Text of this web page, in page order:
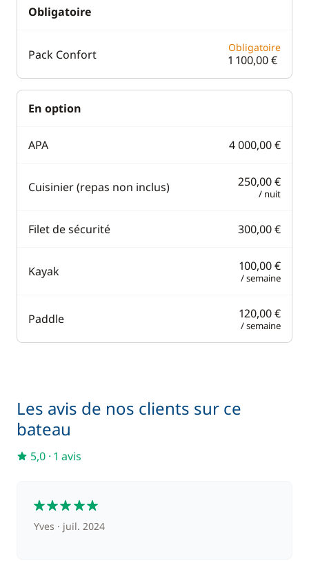
Obligatoire
Pack Confort Obligatoire
1 100,00 €
En option
APA 4 000,00 €
Cuisinier (repas non inclus) 250,00 €
/ nuit
Filet de sécurité 300,00 €
Kayak 100,00 €
/ semaine
Paddle 120,00 €
/ semaine
Les avis de nos clients sur ce
bateau
5,0 · 1 avis
Yves juil. 2024